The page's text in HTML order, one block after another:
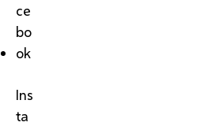
ce
bo
ok
Ins
ta